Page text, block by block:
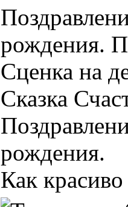
рождения.
Сценка на
Сказка
рождения.
Как